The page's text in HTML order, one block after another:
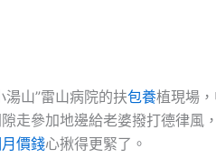
山”雷山病院的扶包養植現場
走參加地邊給老婆撥打德律風
價錢心揪得更緊了。